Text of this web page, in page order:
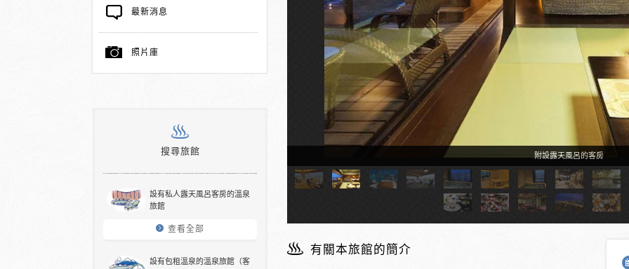
最新消息
照片庫
搜尋旅館
設有私人露天風呂客房的溫泉
旅館
查看全部
設有包租溫泉的溫泉旅館（客
附設露天風呂的客房
有關本旅館的簡介